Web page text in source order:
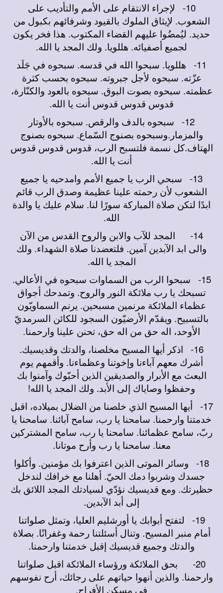
10-
لإجراء الانتقام على الأمم والتأديب على
الشعوب. لإيثاق الملوك بالقيود وشرفائهم بكبول من
حديد. ليُمضُوا عليهم القضاء المكتوب. هذا فخر يكون
لجميع أصفيائه. هللويا. ولك المجد يا الله.
11-
هللويا. سبحوا الله في قدسه. سبحوه في جَلَد
عزّته. سبحوه لأجل جبروته. سبحوه بحسب كثرة
عظمته. سبحوه بصوت البوق. سبحوه بالعود والكنّارة،
قدوس قدوس قدوس أنت يا الله.
12-
سبحوه بالدف والرقص. سبحوه بالأوتار
والمزمار.وسبحوه بصنوج السّماع. سبحوه بصنوج
الهتاف.كل نسمة فلتسبح الرب، قدوس قدوس قدوس
أنت يا الله.
13-
سبحي الرب يا جميع الأمم وامدحيه يا جميع
الشعوب لأن رحمته علينا عظيمة وصدق الرب قائم
ابدًا لتكن صلاة المباركة سورًا لنا. سلام عليك يا والدة
الله.
14-
المجد للآب والابن والروح القدس من الآن
والى ابد الآبدين آمين. فلتعضدنا صلاة الشهداء. ولك
المجد يا الله.
15-
سبحوا الرب من السماوات سبحوه في الأعالي.
تسبحك يا رب ملائكة النور والروح. وتمدحك أجواق
عظماء الملائكة مرنمين مسبحين. يرنم السماويّون
بالتسبيح. ويقدّم الأرضيّون السجود للكائن السرمديّ
الأوحد، اله حق من اله حق، تحنن علينا وارحمنا.
16-
اذكر أيها المسيح مخلصنا، والدتك وقديسيك.
أشرك معهم آباءنا وإخوتنا وعظماءنا. وأقمهم يوم
البعث مع الأبرار والصديقين الذين أحبّوك وآمنوا بك
وحفظوا وصاياك إلى الأبد. ولك المجد يا الله!
17-
أيها المسيح الذي خلصنا من الضلال بميلاده، اقبل
خدمتنا وارحمنا. سامحنا يا رب، سامح آبائنا. سامحنا يا
ربّ، سامح عظمائنا. سامحنا يا رب، سامح المشتركين
معنا. سامحنا يا رب وأرح موتانا.
18-
وسائر الموتى الذين اعترفوا بك مؤمنين. وأكلوا
جسدك وشربوا دمك الحيّ. أهلنا مع خرافك لندخل
حظيرتك. ومع قديسيك نؤدّي لسيادتك المجد اللائق بك
إلى أبد الآبدين.
19-
لتفتح أبوابك يا أورشليم العليا، وتمثل صلواتنا
أمام منبر المسيح. وتنال أسئلتنا رحمة وغفرانًا. بصلاة
والدتك وجميع قديسيك إقبل خدمتنا وارحمنا.
20-
بحق الملائكة ورؤساء الملائكة اقبل صلواتنا
وارحمنا. والذين أنهوا حياتهم على رجائك، أرح نفوسهم
في مسكن الأفراح.